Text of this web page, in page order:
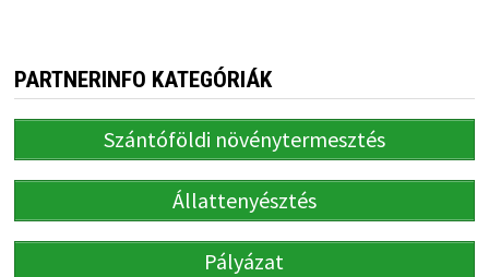
PARTNERINFO KATEGÓRIÁK
Szántóföldi növénytermesztés
Állattenyésztés
Pályázat